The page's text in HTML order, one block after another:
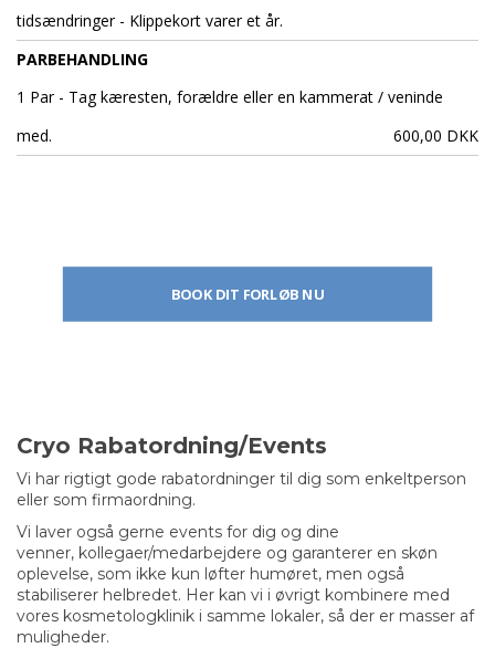
tidsændringer - Klippekort varer et år.
PARBEHANDLING
1 Par - Tag kæresten, forældre eller en kammerat / veninde
med.
600,00 DKK
BOOK DIT FORLØB NU
Cryo Rabatordning/Events
Vi har rigtigt gode rabatordninger til dig som enkeltperson
eller som firmaordning.
Vi laver også gerne events for dig og dine
venner, kollegaer/medarbejdere og garanterer en skøn
oplevelse, som ikke kun løfter humøret, men også
stabiliserer helbredet. Her kan vi i øvrigt kombinere med
vores kosmetologklinik i samme lokaler, så der er masser af
muligheder.